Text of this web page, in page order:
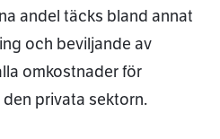
andel täcks bland annat
och beviljande av
omkostnader för
privata sektorn.